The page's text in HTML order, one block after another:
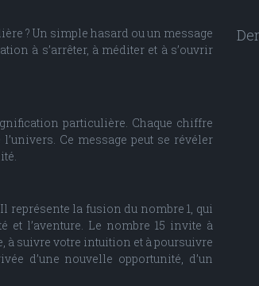
? Un simple hasard ou un message
à s’arrêter, à méditer et à s’ouvrir
particulière. Chaque chiffre
Ce message peut se révéler
représente la fusion du nombre 1, qui
et l’aventure. Le nombre 15 invite à
à suivre votre intuition et à poursuivre
d’une nouvelle opportunité, d’un